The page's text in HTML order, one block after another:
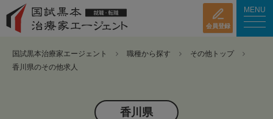
会員登録
MENU
国試黒本治療家エージェント 職種から探す
その他トップ
香川県のその他求人
香川県